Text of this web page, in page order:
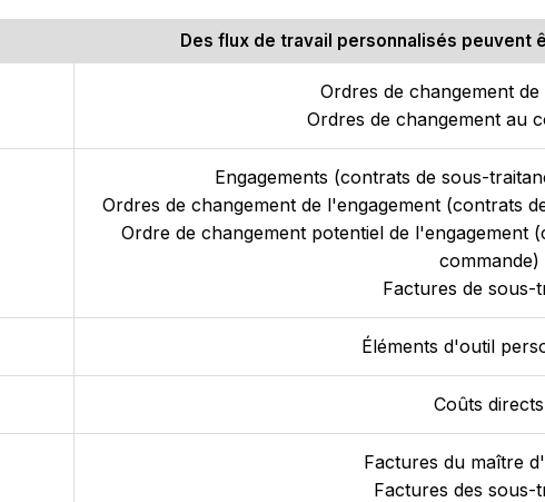
Des flux de travail personnalisés peuvent
Ordres de changement
Ordres de changement au
Engagements (contrats de sous-
Ordres de changement de l'engagement (contrats
Ordre de changement potentiel de l'engagement
commande)
Factures de sous-
Éléments d'outil
Coûts directs
Factures du maître
Factures des sous-